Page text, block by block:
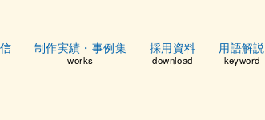
制作実績・事例集
works
採用資料
download
用語解説
keyword